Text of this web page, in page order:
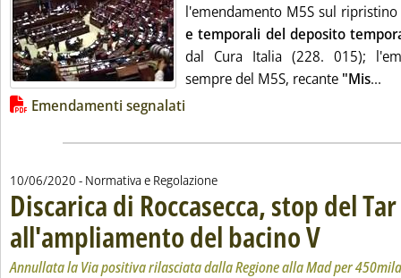
l'emendamento M5S sul
e temporali del deposito
dal Cura Italia (228. 015);
sempre del M5S, recante "Mis...
Lista allegati PDF alla notizia
Emendamenti segnalati
10/06/2020 - Normativa e Regolazione
Discarica di Roccasecca, stop del
all'ampliamento del bacino V. Sottotitolo:
. Pubblicata
Annullata la Via positiva rilasciata dalla Regione alla Mad per